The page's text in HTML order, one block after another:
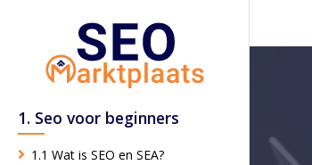
1. Seo voor beginners
1.1 Wat is SEO en SEA?